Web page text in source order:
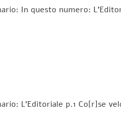
In questo numero:
L’Editoriale p.1 Co[r]se